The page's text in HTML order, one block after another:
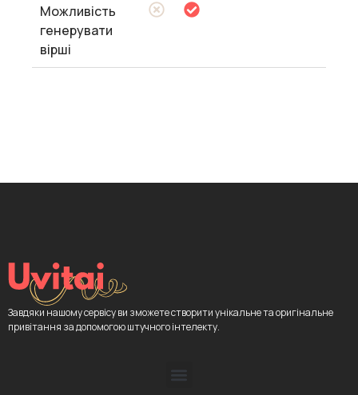
Можливість
генерувати
вірші
Завдяки нашому сервісу ви зможете створити унікальне та оригінальне
привітання за допомогою штучного інтелекту.